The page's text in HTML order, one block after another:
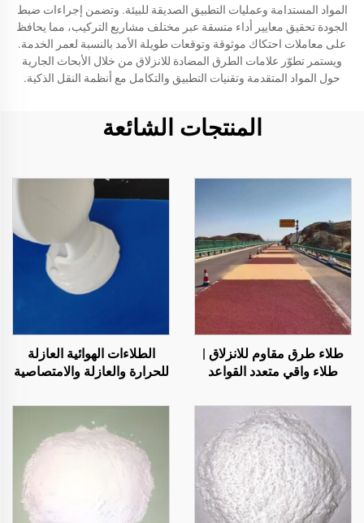
المواد المستدامة وعمليات التطبيق الصديقة للبيئة. وتضمن إجراءات ضبط
الجودة تحقيق معايير أداء متسقة عبر مختلف مشاريع التركيب، مما يحافظ
على معاملات احتكاك موثوقة وتوقعات طويلة الأمد بالنسبة لعمر الخدمة.
ويستمر تطوّر علامات الطرق المضادة للانزلاق من خلال الأبحاث الجارية
حول المواد المتقدمة وتقنيات التطبيق والتكامل مع أنظمة النقل الذكية.
المنتجات الشائعة
طلاء طرق مقاوم للانزلاق |
طلاء واقي متعدد القواعد
الطلاءات الهوائية العازلة
للحرارة والعازلة والامتصاصية
والعفن، تُستخدم على
الأسطح، والغرف الزجاجية
المشمسة، والجدران
الخارجية، والجدران الداخلية،
والجدران الفاصلة، وغرف
النوم، وقاعات الاجتماعات،
والفصل الدراسية، وقاعات